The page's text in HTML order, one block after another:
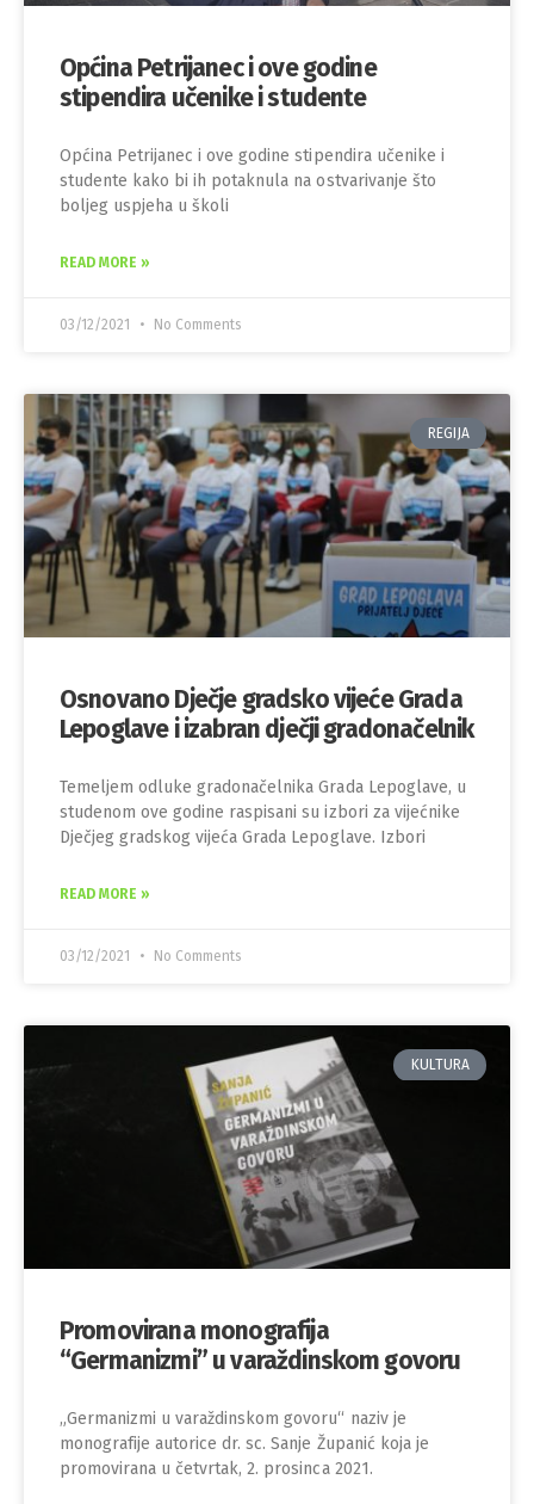
Općina Petrijanec i ove godine
stipendira učenike i studente
Općina Petrijanec i ove godine stipendira učenike i
studente kako bi ih potaknula na ostvarivanje što
boljeg uspjeha u školi
READ MORE »
03/12/2021 No Comments
REGIJA
Osnovano Dječje gradsko vijeće Grada
Lepoglave i izabran dječji gradonačelnik
Temeljem odluke gradonačelnika Grada Lepoglave, u
studenom ove godine raspisani su izbori za vijećnike
Dječjeg gradskog vijeća Grada Lepoglave. Izbori
READ MORE »
03/12/2021 No Comments
KULTURA
Promovirana monografija
“Germanizmi” u varaždinskom govoru
„Germanizmi u varaždinskom govoru“ naziv je
monografije autorice dr. sc. Sanje Županić koja je
promovirana u četvrtak, 2. prosinca 2021.